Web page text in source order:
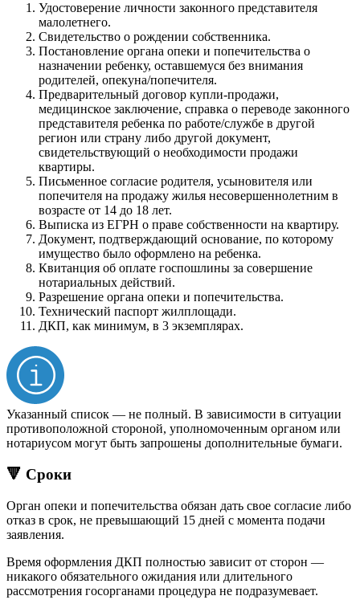
Удостоверение личности законного представителя
малолетнего.
Свидетельство о рождении собственника.
Постановление органа опеки и попечительства о
назначении ребенку, оставшемуся без внимания
родителей, опекуна/попечителя.
Предварительный договор купли-продажи,
медицинское заключение, справка о переводе законного
представителя ребенка по работе/службе в другой
регион или страну либо другой документ,
свидетельствующий о необходимости продажи
квартиры.
Письменное согласие родителя, усыновителя или
попечителя на продажу жилья несовершеннолетним в
возрасте от 14 до 18 лет.
Выписка из ЕГРН о праве собственности на квартиру.
Документ, подтверждающий основание, по которому
имущество было оформлено на ребенка.
Квитанция об оплате госпошлины за совершение
нотариальных действий.
Разрешение органа опеки и попечительства.
Технический паспорт жилплощади.
ДКП, как минимум, в 3 экземплярах.
Указанный список — не полный. В зависимости в ситуации
противоположной стороной, уполномоченным органом или
нотариусом могут быть запрошены дополнительные бумаги.
🔻 Сроки
Орган опеки и попечительства обязан дать свое согласие либо
отказ в срок, не превышающий 15 дней с момента подачи
заявления.
Время оформления ДКП полностью зависит от сторон —
никакого обязательного ожидания или длительного
рассмотрения госорганами процедура не подразумевает.